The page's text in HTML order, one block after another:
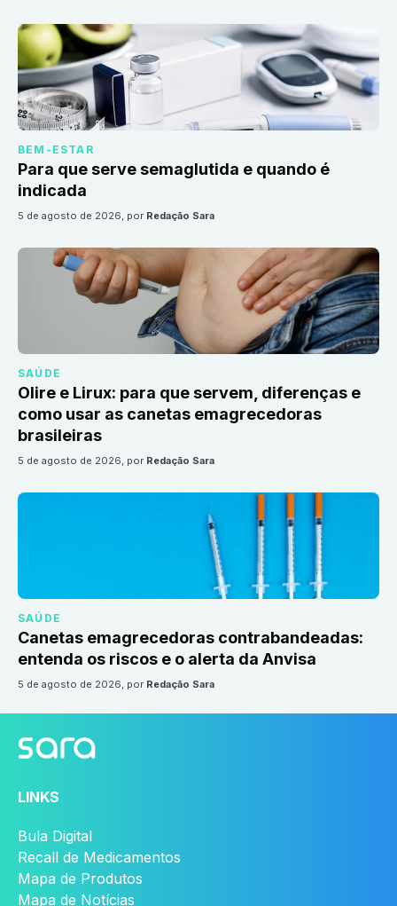
BEM-ESTAR
Para que serve semaglutida e quando é
indicada
5 de agosto de 2026, por Redação Sara
SAÚDE
Olire e Lirux: para que servem, diferenças e
como usar as canetas emagrecedoras
brasileiras
5 de agosto de 2026, por Redação Sara
SAÚDE
Canetas emagrecedoras contrabandeadas:
entenda os riscos e o alerta da Anvisa
5 de agosto de 2026, por Redação Sara
LINKS
Bula Digital
Recall de Medicamentos
Mapa de Produtos
Mapa de Notícias